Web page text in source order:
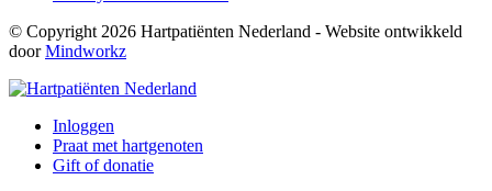
© Copyright 2026 Hartpatiënten Nederland - Website ontwikkeld
doorMindworkz
Inloggen
Praat met hartgenoten
Gift of donatie